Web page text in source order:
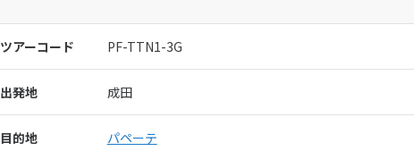
営業時間：11:00-19:00
年末年始
総合旅行業務取扱管理者：秋田健三郎・小圷孝幸
ツアーコード PF-TTN1-3G
出発地 成田
目的地 パペーテ